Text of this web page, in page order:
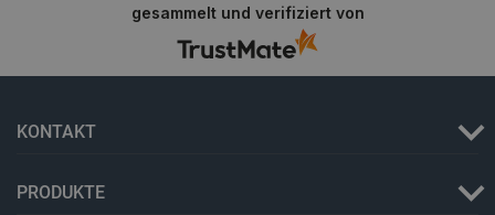
gesammelt und verifiziert von
KONTAKT
PRODUKTE